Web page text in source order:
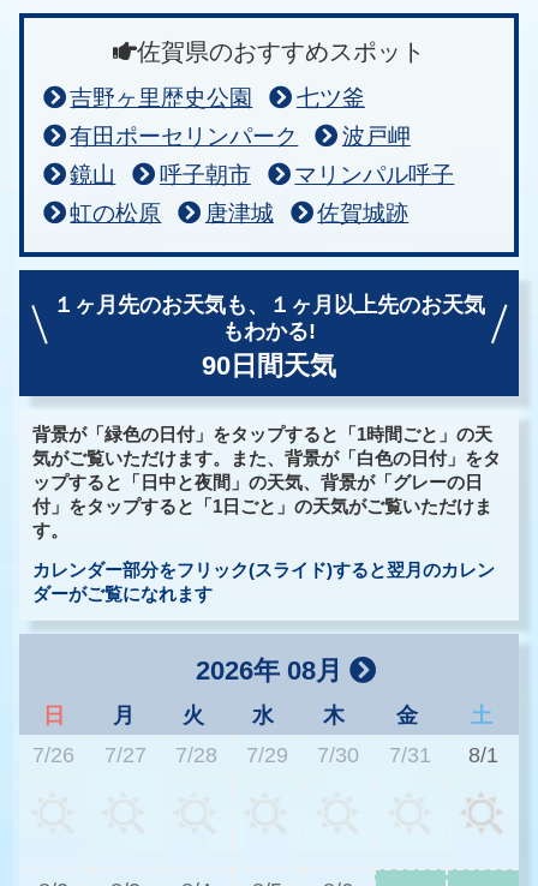
佐賀県のおすすめスポット
吉野ヶ里歴史公園
七ツ釜
有田ポーセリンパーク
波戸岬
鏡山
呼子朝市
マリンパル呼子
虹の松原
唐津城 佐賀城跡
１ヶ月先のお天気も、
１ヶ月以上先のお天気
もわかる!
90日間天気
背景が「緑色の日付」をタップすると「1時間ごと」の天
気がご覧いただけます。また、背景が「白色の日付」をタ
ップすると「日中と夜間」の天気、背景が「グレーの日
付」をタップすると「1日ごと」の天気がご覧いただけま
す。
カレンダー部分をフリック(スライド)すると翌月のカレン
ダーがご覧になれます
2026年 08月
日 月 火 水 木 金
土
7/26
7/27 7/28 7/29 7/30 7/31 8/1